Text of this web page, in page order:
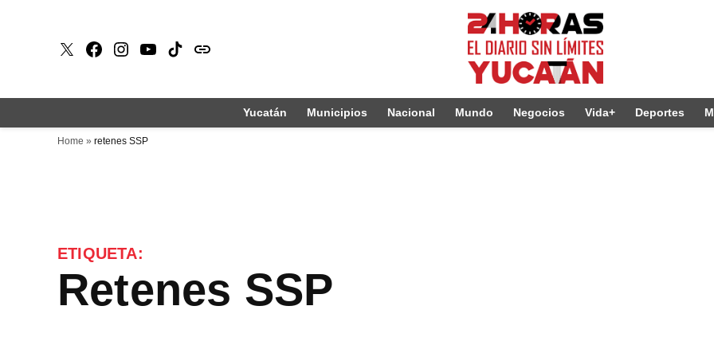
X Faceboook
Instagram
Youtube
Tiktokissuu
Yucatán Municipios Nacional Mundo Negocios Vida+ Deportes
Home » retenes SSP
ETIQUETA:
retenes SSP